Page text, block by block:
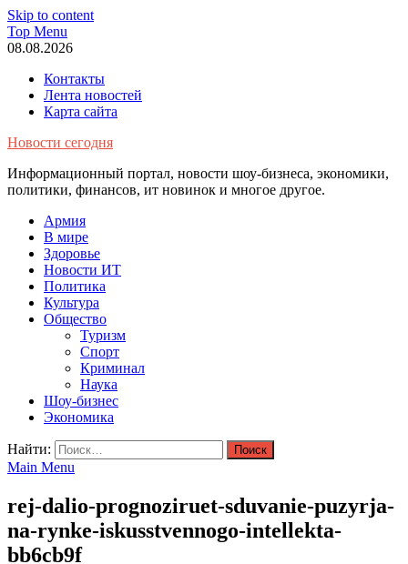
Skip to content
Top Menu
08.08.2026
Контакты
Лента новостей
Карта сайта
Новости сегодня
Информационный портал, новости шоу-бизнеса, экономики,
политики, финансов, ит новинок и многое другое.
Армия
В мире
Здоровье
Новости ИТ
Политика
Культура
Общество
Туризм
Спорт
Криминал
Наука
Шоу-бизнес
Экономика
Найти:
Main Menu
rej-dalio-prognoziruet-sduvanie-puzyrja-
na-rynke-iskusstvennogo-intellekta-
bb6cb9f